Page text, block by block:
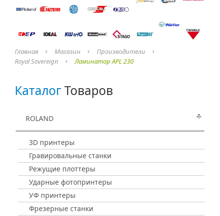
Главная Магазин
Производители
Royal Sovereign
Ламинатор APL 230
КаталогТоваров
ROLAND
3D принтеры
Гравировальные станки
Режущие плоттеры
Ударные фотопринтеры
УФ принтеры
Фрезерные станки